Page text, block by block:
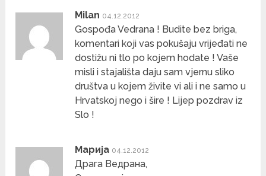
Milan 04.12.2012
Gospođa Vedrana ! Budite bez briga,
komentari koji vas pokušaju vrijeđati ne
dostižu ni tlo po kojem hodate ! Vaše
misli i stajališta daju sam vjernu sliko
društva u kojem živite vi ali i ne samo u
Hrvatskoj nego i šire ! Lijep pozdrav iz
Slo !
Марија 04.12.2012
Драга Ведрана,